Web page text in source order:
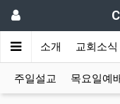
교회소개 교회소식
주일설교 목요일예